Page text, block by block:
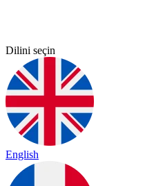
Dilini seçin
English